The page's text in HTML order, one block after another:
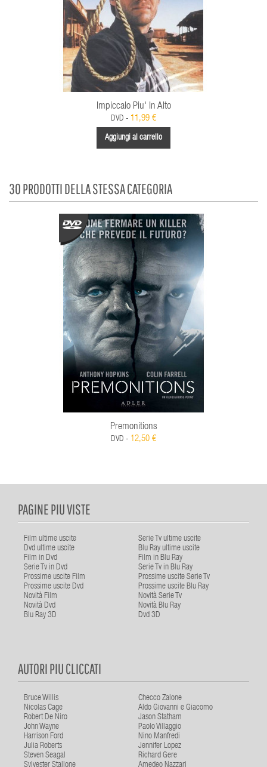
Impiccalo Piu' In Alto
DVD - 11,99 €
Aggiungi al carrello
30 PRODOTTI DELLA STESSA CATEGORIA
Premonitions
DVD - 12,50 €
PAGINE PIU VISTE
Film ultime uscite
Serie Tv ultime uscite
Dvd ultime uscite
Blu Ray ultime uscite
Film in Dvd
Film in Blu Ray
Serie Tv in Dvd
Serie Tv in Blu Ray
Prossime uscite Film
Prossime uscite Serie Tv
Prossime uscite Dvd
Prossime uscite Blu Ray
Novità Film
Novità Serie Tv
Novità Dvd
Novità Blu Ray
Blu Ray 3D
Dvd 3D
AUTORI PIU CLICCATI
Bruce Willis
Checco Zalone
Nicolas Cage
Aldo Giovanni e Giacomo
Robert De Niro
Jason Statham
John Wayne
Paolo Villaggio
Harrison Ford
Nino Manfredi
Julia Roberts
Jennifer Lopez
Steven Seagal
Richard Gere
Sylvester Stallone
Amedeo Nazzari